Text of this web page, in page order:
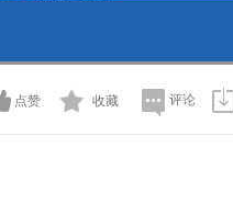
2013-02-09 09:33:16
点赞 收藏 评论